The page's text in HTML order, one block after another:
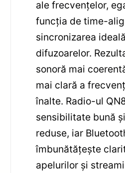
ale frecvențelor,
funcția de time-
sincronizarea
difuzoarelor.
sonoră mai
mai clară a
înalte. Radio-ul
sensibilitate bună
reduse, iar
îmbunătățește
apelurilor și